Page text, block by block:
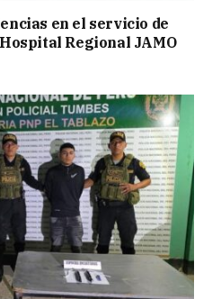
en el servicio de
Regional JAMO